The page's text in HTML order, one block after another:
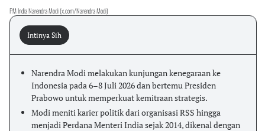
PM India Narendra Modi (x.com/Narendra Modi)
Intinya Sih
Narendra Modi melakukan kunjungan kenegaraan ke
Indonesia pada 6–8 Juli 2026 dan bertemu Presiden
Prabowo untuk memperkuat kemitraan strategis.
Modi meniti karier politik dari organisasi RSS hingga
menjadi Perdana Menteri India sejak 2014, dikenal dengan